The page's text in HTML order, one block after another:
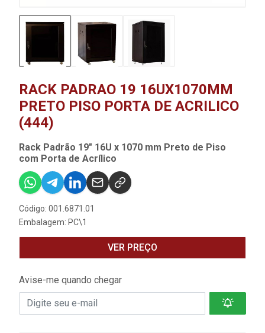
RACK PADRAO 19 16UX1070MM
PRETO PISO PORTA DE ACRILICO
(444)
Rack Padrão 19" 16U x 1070 mm Preto de Piso
com Porta de Acrílico
Código: 001.6871.01
Embalagem: PC\1
VER PREÇO
Avise-me quando chegar